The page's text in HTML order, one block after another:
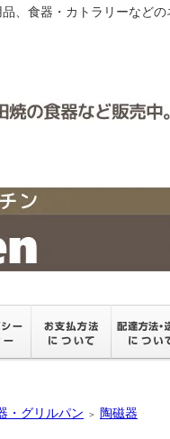
、食器・カトラリーなど
・グリルパン ＞
陶磁器